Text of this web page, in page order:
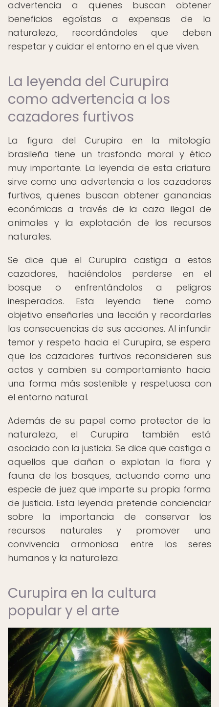
advertencia a quienes buscan obtener
beneficios egoístas a expensas de la
naturaleza, recordándoles que deben
respetar y cuidar el entorno en el que viven.
La leyenda del Curupira
como advertencia a los
cazadores furtivos
La figura del Curupira en la mitología
brasileña tiene un trasfondo moral y ético
muy importante. La leyenda de esta criatura
sirve como una advertencia a los cazadores
furtivos, quienes buscan obtener ganancias
económicas a través de la caza ilegal de
animales y la explotación de los recursos
naturales.
Se dice que el Curupira castiga a estos
cazadores, haciéndolos perderse en el
bosque o enfrentándolos a peligros
inesperados. Esta leyenda tiene como
objetivo enseñarles una lección y recordarles
las consecuencias de sus acciones. Al infundir
temor y respeto hacia el Curupira, se espera
que los cazadores furtivos reconsideren sus
actos y cambien su comportamiento hacia
una forma más sostenible y respetuosa con
el entorno natural.
Además de su papel como protector de la
naturaleza, el Curupira también está
asociado con la justicia. Se dice que castiga a
aquellos que dañan o explotan la flora y
fauna de los bosques, actuando como una
especie de juez que imparte su propia forma
de justicia. Esta leyenda pretende concienciar
sobre la importancia de conservar los
recursos naturales y promover una
convivencia armoniosa entre los seres
humanos y la naturaleza.
Curupira en la cultura
popular y el arte